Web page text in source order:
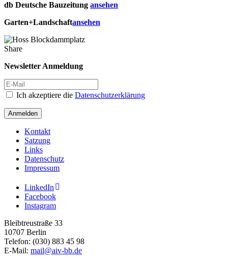
db Deutsche Bauzeitung ansehen
Garten+Landschaftansehen
Share
Newsletter Anmeldung
Ich akzeptiere die Datenschutzerklärung
Anmelden
Kontakt
Satzung
Links
Datenschutz
Impressum
LinkedIn
Facebook
Instagram
Bleibtreustraße 33
10707 Berlin
Telefon: (030) 883 45 98
E-Mail: mail@aiv-bb.de